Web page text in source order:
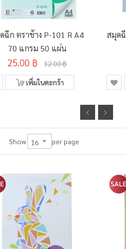
ฉีก ตราช้าง P-101 R A4
70 แกรม 50 แผ่น
25.00 ฿ 32.00 ฿
เพิ่มในตะกร้า
สมุด
Show per page